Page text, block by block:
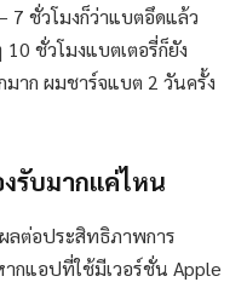
7 ชั่วโมงก็ว่าแบตอึดแล้ว
ชั่วโมงแบตเตอรี่ก็ยัง
าก ผมชาร์จแบต 2 วันครั้ง
รับมากแค่ไหน
ลต่อประสิทธิภาพการ
กแอปที่ใช้มีเวอร์ชั่น Apple